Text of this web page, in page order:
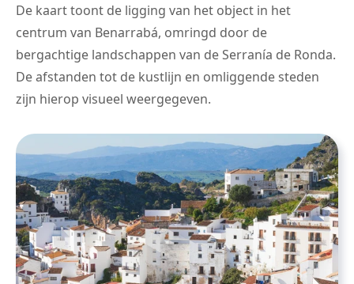
De kaart toont de ligging van het object in het
centrum van Benarrabá, omringd door de
bergachtige landschappen van de Serranía de Ronda.
De afstanden tot de kustlijn en omliggende steden
zijn hierop visueel weergegeven.